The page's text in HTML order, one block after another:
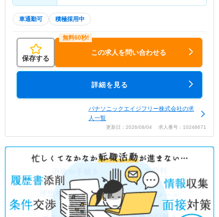
車通勤可 積極採用中
保存する
この求人を問い合わせる
詳細を見る
パナソニックエイジフリー株式会社の求
人一覧
更新日：2026/08/04 求人番号：10248671